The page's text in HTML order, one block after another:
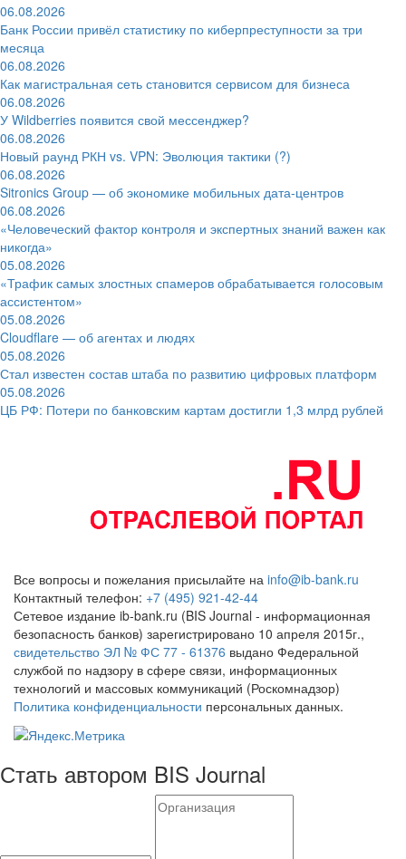
06.08.2026
Банк России привёл статистику по киберпреступности за три
месяца
06.08.2026
Как магистральная сеть становится сервисом для бизнеса
06.08.2026
У Wildberries появится свой мессенджер?
06.08.2026
Новый раунд РКН vs. VPN: Эволюция тактики (?)
06.08.2026
Sitronics Group — об экономике мобильных дата-центров
06.08.2026
«Человеческий фактор контроля и экспертных знаний важен как
никогда»
05.08.2026
«Трафик самых злостных спамеров обрабатывается голосовым
ассистентом»
05.08.2026
Cloudflare — об агентах и людях
05.08.2026
Стал известен состав штаба по развитию цифровых платформ
05.08.2026
ЦБ РФ: Потери по банковским картам достигли 1,3 млрд рублей
Все вопросы и пожелания присылайте на info@ib-bank.ru
Контактный телефон: +7 (495) 921-42-44
Сетевое издание ib-bank.ru (BIS Journal - информационная
безопасность банков) зарегистрировано 10 апреля 2015г.,
свидетельство ЭЛ № ФС 77 - 61376 выдано Федеральной
службой по надзору в сфере связи, информационных
технологий и массовых коммуникаций (Роскомнадзор)
Политика конфиденциальности персональных данных.
Стать автором BIS Journal